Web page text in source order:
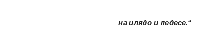
на илядо и педесе.“